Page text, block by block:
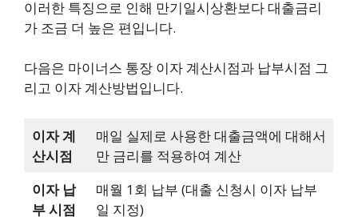
이러한 특징으로 인해 만기일시상환보다 대출금리
가 조금 더 높은 편입니다.
다음은 마이너스 통장 이자 계산시점과 납부시점 그
리고 이자 계산방법입니다.
이자 계
산시점
매일 실제로 사용한 대출금액에 대해서
만 금리를 적용하여 계산
이자 납
부 시점
매월 1회 납부 (대출 신청시 이자 납부
일 지정)